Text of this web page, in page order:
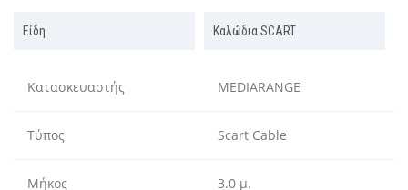
Είδη Καλώδια SCART
Κατασκευαστής MEDIARANGE
Τύπος Scart Cable
Μήκος 3.0 μ.